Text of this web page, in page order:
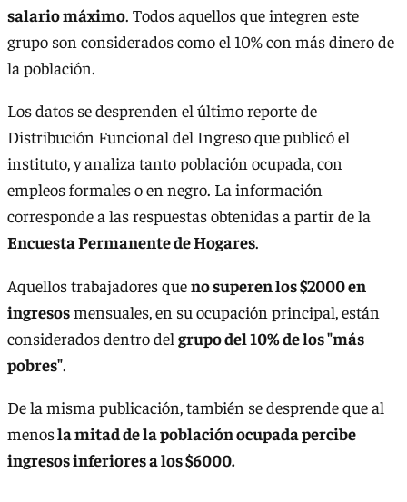
salario máximo. Todos aquellos que integren este
grupo son considerados como el 10% con más dinero de
la población.
Los datos se desprenden el último reporte de
Distribución Funcional del Ingreso que publicó el
instituto, y analiza tanto población ocupada, con
empleos formales o en negro. La información
corresponde a las respuestas obtenidas a partir de la
Encuesta Permanente de Hogares.
Aquellos trabajadores queno superen los $2000 en
ingresosmensuales, en su ocupación principal, están
considerados dentro del grupo del 10% de los "más
pobres".
De la misma publicación, también se desprende que al
menosla mitad de la población ocupada percibe
ingresos inferiores a los $6000.